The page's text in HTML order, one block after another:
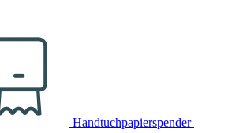
Handtuchpapierspender